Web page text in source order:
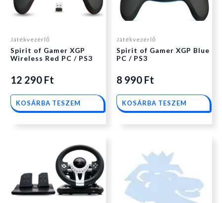
Játékvezérlő
Spirit of Gamer XGP
Wireless Red PC / PS3
12 290 Ft
KOSÁRBA TESZEM
Játékvezérlő
Spirit of Gamer XGP Blue
PC / PS3
8 990 Ft
KOSÁRBA TESZEM